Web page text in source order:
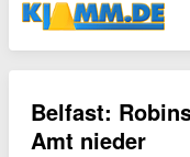
Belfast:
Amt nieder